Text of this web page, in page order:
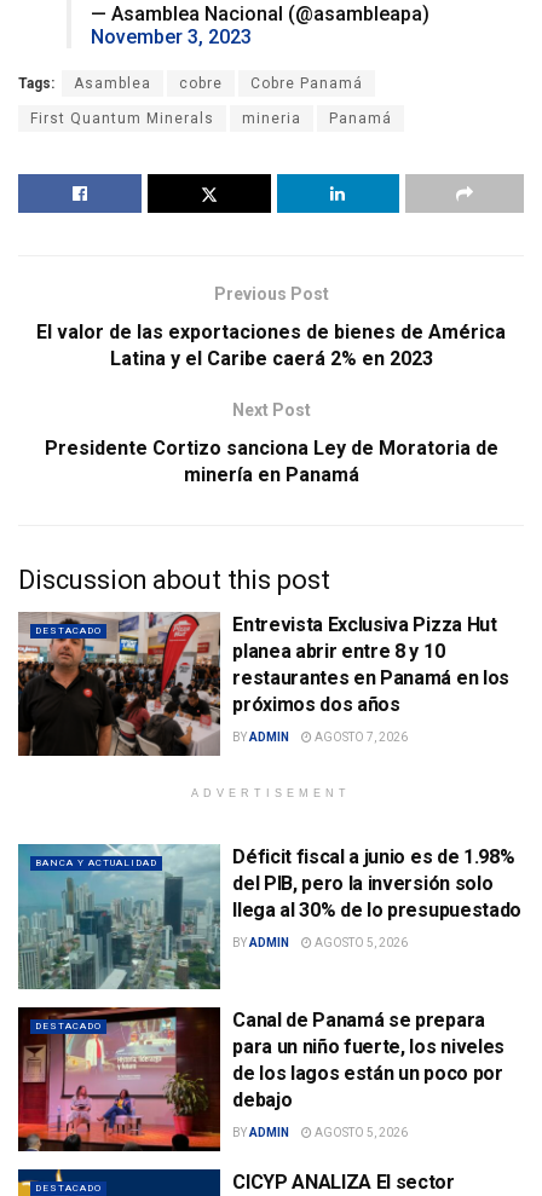
— Asamblea Nacional (@asambleapa)
November 3, 2023
Tags: Asamblea cobre Cobre Panamá
First Quantum Minerals mineria Panamá
Previous Post
El valor de las exportaciones de bienes de América
Latina y el Caribe caerá 2% en 2023
Next Post
Presidente Cortizo sanciona Ley de Moratoria de
minería en Panamá
Discussion about this post
DESTACADO
Entrevista Exclusiva Pizza Hut
planea abrir entre 8 y 10
restaurantes en Panamá en los
próximos dos años
BYADMIN AGOSTO 7, 2026
ADVERTISEMENT
BANCA Y ACTUALIDAD
Déficit fiscal a junio es de 1.98%
del PIB, pero la inversión solo
llega al 30% de lo presupuestado
BYADMIN AGOSTO 5, 2026
DESTACADO
Canal de Panamá se prepara
para un niño fuerte, los niveles
de los lagos están un poco por
debajo
BYADMIN AGOSTO 5, 2026
DESTACADO
CICYP ANALIZA El sector